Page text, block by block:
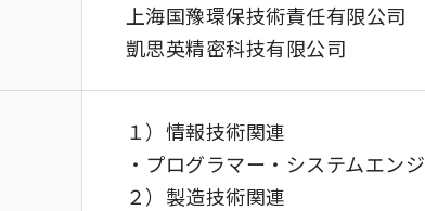
上海国豫環保技術責任有限公司
凱思英精密科技有限公司
１）情報技術関連
・プログラマー・システムエン
２）製造技術関連